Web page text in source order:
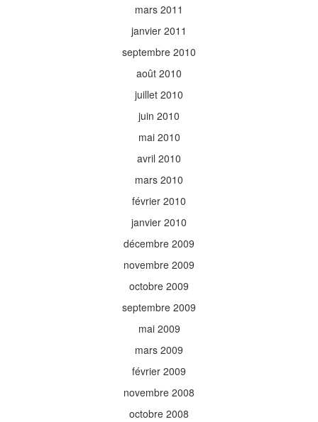
mars 2011
janvier 2011
septembre 2010
août 2010
juillet 2010
juin 2010
mai 2010
avril 2010
mars 2010
février 2010
janvier 2010
décembre 2009
novembre 2009
octobre 2009
septembre 2009
mai 2009
mars 2009
février 2009
novembre 2008
octobre 2008